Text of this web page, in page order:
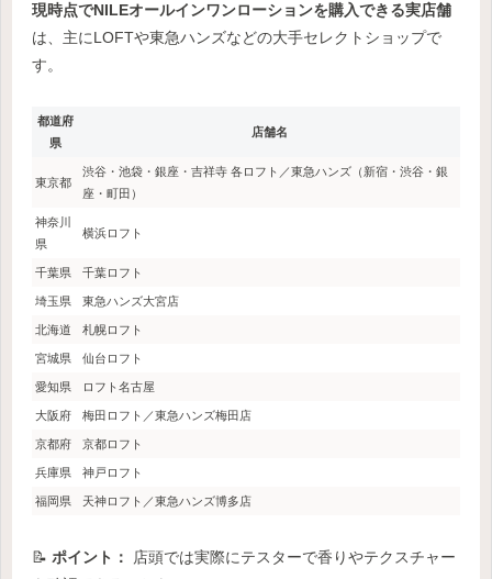
現時点でNILEオールインワンローションを購入できる実店舗
は、主にLOFTや東急ハンズなどの大手セレクトショップで
す。
都道府
県
店舗名
東京都
渋谷・池袋・銀座・吉祥寺 各ロフト／東急ハンズ（新宿・渋谷・銀
座・町田）
神奈川
県
横浜ロフト
千葉県 千葉ロフト
埼玉県 東急ハンズ大宮店
北海道 札幌ロフト
宮城県 仙台ロフト
愛知県 ロフト名古屋
大阪府 梅田ロフト／東急ハンズ梅田店
京都府 京都ロフト
兵庫県 神戸ロフト
福岡県 天神ロフト／東急ハンズ博多店
📝 ポイント：
店頭では実際にテスターで香りやテクスチャー